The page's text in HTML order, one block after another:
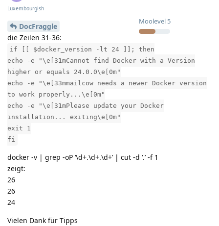
Moolevel 5
Luxembourgish
DocFraggle
die Zeilen 31-36:
if [[ $docker_version -lt 24 ]]; then
echo -e "\e[31mCannot find Docker with a Version
higher or equals 24.0.0\e[0m"
echo -e "\e[33mmailcow needs a newer Docker version
to work properly...\e[0m"
echo -e "\e[31mPlease update your Docker
installation... exiting\e[0m"
exit 1
fi
docker -v | grep -oP ‘\d+.\d+.\d+’ | cut -d ‘.’ -f 1
zeigt:
26
26
24
Vielen Dank für Tipps